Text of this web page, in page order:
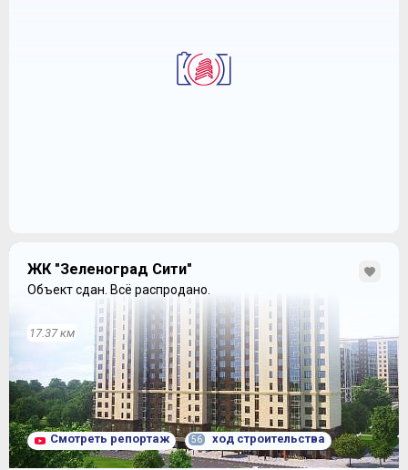
ЖК "Зеленоград Сити"
Объект сдан. Всё распродано.
17.37 км
Смотреть репортаж 56 ход строительства